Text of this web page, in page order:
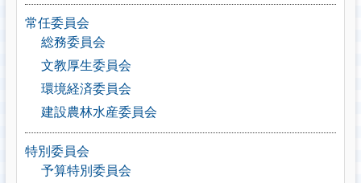
常任委員会
総務委員会
文教厚生委員会
環境経済委員会
建設農林水産委員会
特別委員会
予算特別委員会